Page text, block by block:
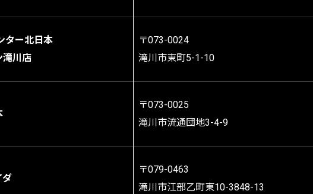
ター北日本
滝川店
〒073-0024
滝川市東町5-1-10
〒073-0025
滝川市流通団地3-4-9
ダ
〒079-0463
滝川市江部乙町東10-3848-13